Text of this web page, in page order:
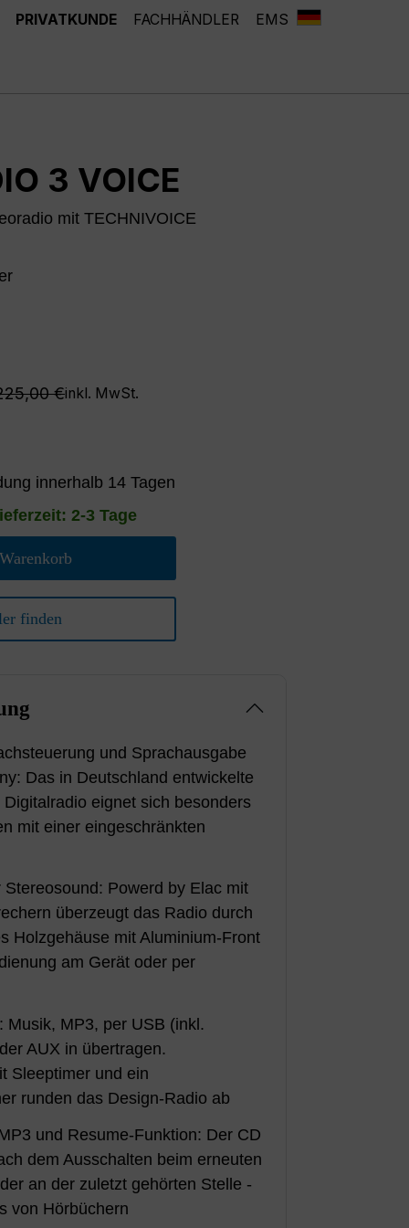
PRIVATKUNDE FACHHÄNDLER EMS
3 VOICE
mit TECHNIVOICE
Preis:
€inkl. MwSt.
innerhalb 14 Tagen
2-3 Tage
finden
und Sprachausgabe
Das in Deutschland entwickelte
eignet sich besonders
mit einer eingeschränkten
Stereosound: Powerd by Elac mit
überzeugt das Radio durch
Holzgehäuse mit Aluminium-Front
am Gerät oder per
Musik, MP3, per USB (inkl.
AUX in übertragen.
Sleeptimer und ein
runden das Design-Radio ab
und Resume-Funktion: Der CD
dem Ausschalten beim erneuten
an der zuletzt gehörten Stelle -
von Hörbüchern